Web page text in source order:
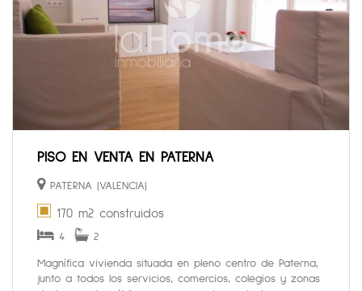
PISO EN VENTA EN PATERNA
PATERNA (VALENCIA)
170 m2 construidos
4 2
Magnífica vivienda situada en pleno centro de Paterna,
junto a todos los servicios, comercios, colegios y zonas